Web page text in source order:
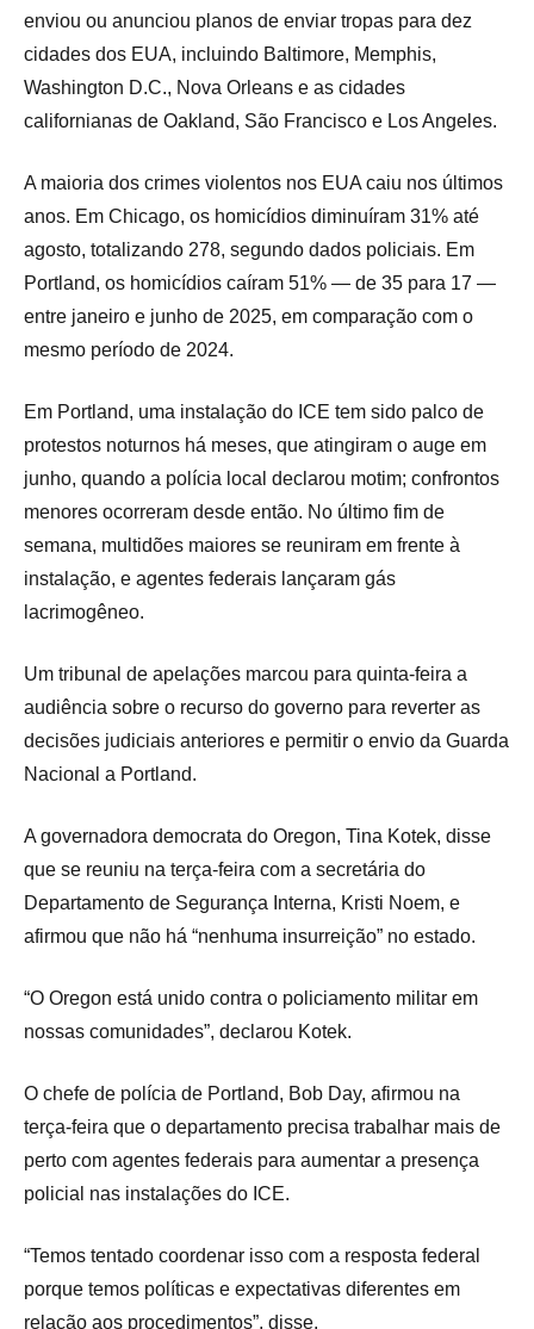
enviou ou anunciou planos de enviar tropas para dez
cidades dos EUA, incluindo Baltimore, Memphis,
Washington D.C., Nova Orleans e as cidades
californianas de Oakland, São Francisco e Los Angeles.
A maioria dos crimes violentos nos EUA caiu nos últimos
anos. Em Chicago, os homicídios diminuíram 31% até
agosto, totalizando 278, segundo dados policiais. Em
Portland, os homicídios caíram 51% — de 35 para 17 —
entre janeiro e junho de 2025, em comparação com o
mesmo período de 2024.
Em Portland, uma instalação do ICE tem sido palco de
protestos noturnos há meses, que atingiram o auge em
junho, quando a polícia local declarou motim; confrontos
menores ocorreram desde então. No último fim de
semana, multidões maiores se reuniram em frente à
instalação, e agentes federais lançaram gás
lacrimogêneo.
Um tribunal de apelações marcou para quinta-feira a
audiência sobre o recurso do governo para reverter as
decisões judiciais anteriores e permitir o envio da Guarda
Nacional a Portland.
A governadora democrata do Oregon, Tina Kotek, disse
que se reuniu na terça-feira com a secretária do
Departamento de Segurança Interna, Kristi Noem, e
afirmou que não há “nenhuma insurreição” no estado.
“O Oregon está unido contra o policiamento militar em
nossas comunidades”, declarou Kotek.
O chefe de polícia de Portland, Bob Day, afirmou na
terça-feira que o departamento precisa trabalhar mais de
perto com agentes federais para aumentar a presença
policial nas instalações do ICE.
“Temos tentado coordenar isso com a resposta federal
porque temos políticas e expectativas diferentes em
relação aos procedimentos”, disse.